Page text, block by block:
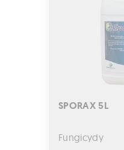
SPORAX 5L
Fungicydy